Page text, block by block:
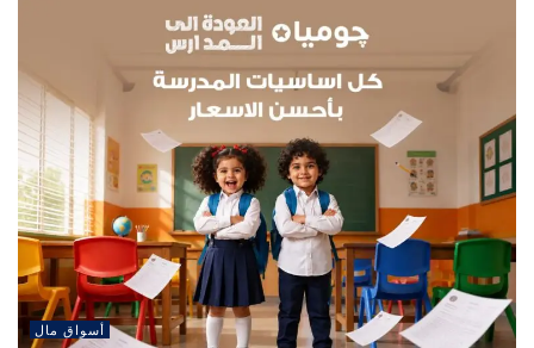
أسواق مال